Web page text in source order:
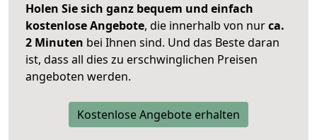
Holen Sie sich ganz bequem und einfach
kostenlose Angebote, die innerhalb von nurca.
2 Minuten bei Ihnen sind. Und das Beste daran
ist, dass all dies zu erschwinglichen Preisen
angeboten werden.
Kostenlose Angebote erhalten